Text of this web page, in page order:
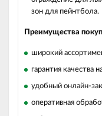
зон для пейнтбола.
Преимущества
широкий
гарантия качества
удобный
оперативная